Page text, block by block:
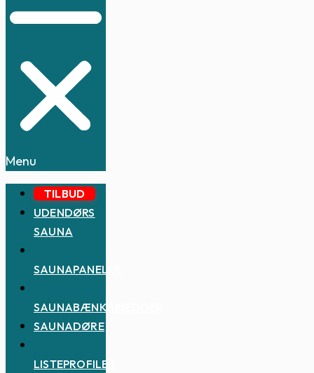
Menu
TILBUD
UDENDØRS
SAUNA
SAUNAPANELER
SAUNABÆNKBRÆDDER
SAUNADØRE
LISTEPROFILER